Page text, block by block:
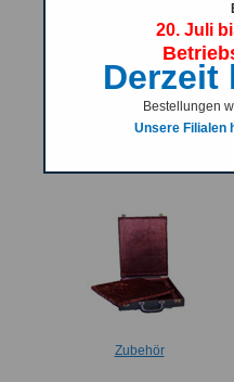
Schützenketten
Zubehör
20. Juli
Derzeit
Bestellungen
Unsere Filialen